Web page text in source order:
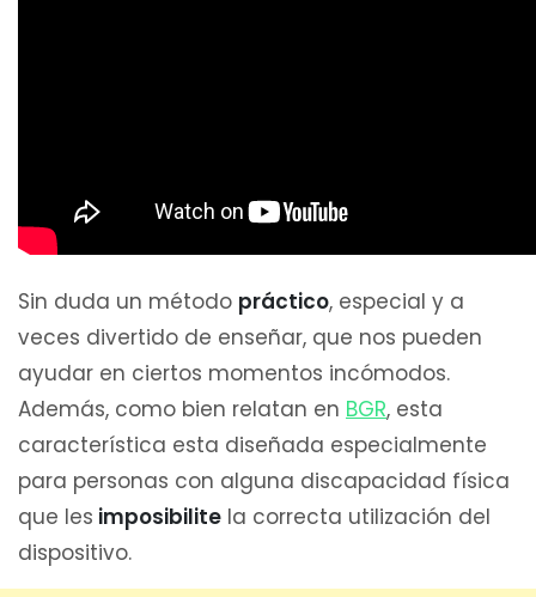
Sin duda un método práctico, especial y a
veces divertido de enseñar, que nos pueden
ayudar en ciertos momentos incómodos.
Además, como bien relatan en BGR, esta
característica esta diseñada especialmente
para personas con alguna discapacidad física
que les imposibilite la correcta utilización del
dispositivo.